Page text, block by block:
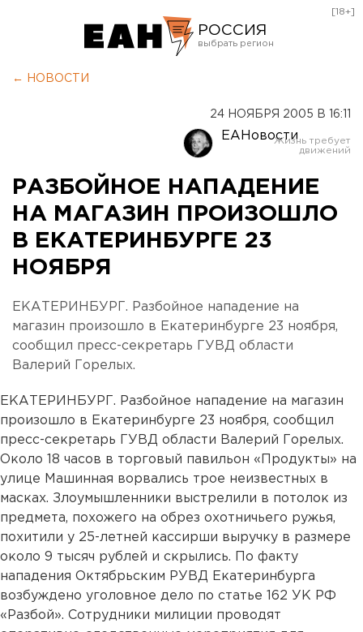
РОССИЯ
Оренбург
[18+]
← НОВОСТИ
24 НОЯБРЯ 2005 В 16:11
ЕАНовости
РАЗБОЙНОЕ НАПАДЕНИЕ
НА МАГАЗИН ПРОИЗОШЛО
В ЕКАТЕРИНБУРГЕ 23
НОЯБРЯ
ЕКАТЕРИНБУРГ. Разбойное нападение на
магазин произошло в Екатеринбурге 23 ноября,
сообщил пресс-секретарь ГУВД области
Валерий Горелых.
ЕКАТЕРИНБУРГ. Разбойное нападение на магазин
произошло в Екатеринбурге 23 ноября, сообщил
пресс-секретарь ГУВД области Валерий Горелых.
Около 18 часов в торговый павильон «Продукты» на
улице Машинная ворвались трое неизвестных в
масках. Злоумышленники выстрелили в потолок из
предмета, похожего на обрез охотничьего ружья,
похитили у 25-летней кассирши выручку в размере
около 9 тысяч рублей и скрылись. По факту
нападения Октябрьским РУВД Екатеринбурга
возбуждено уголовное дело по статье 162 УК РФ
«Разбой». Сотрудники милиции проводят